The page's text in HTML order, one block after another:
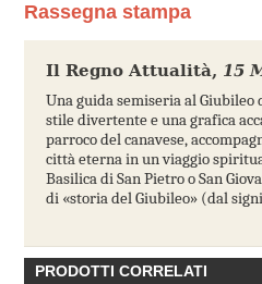
Rassegna stampa
Il Regno Attualità, 15
Una guida semiseria al Giubileo
stile divertente e una grafica
parroco del canavese,
città eterna in un viaggio
Basilica di San Pietro o San
di «storia del Giubileo» (dal
PRODOTTI CORRELATI